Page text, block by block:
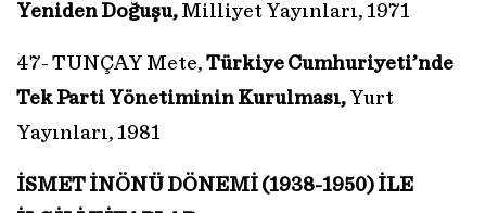
Yeniden Doğuşu, Milliyet Yayınları, 1971
47- TUNÇAY Mete, Türkiye Cumhuriyeti’nde
Tek Parti Yönetiminin Kurulması, Yurt
Yayınları, 1981
İSMET İNÖNÜ DÖNEMİ (1938-1950) İLE